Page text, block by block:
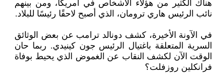
هناك الكثير من هؤلاء الأشخاص في أمريكا، ومن بينهم
نائب الرئيس هاري ترومان، الذي أصبح لاحقًا رئيسًا للبلاد.
في الآونة الأخيرة، كشف دونالد ترامب عن بعض الوثائق
السرية المتعلقة باغتيال الرئيس جون كينيدي. ربما حان
الوقت الآن لكشف النقاب عن الغموض الذي يحيط بوفاة
فرانكلين روزفلت؟